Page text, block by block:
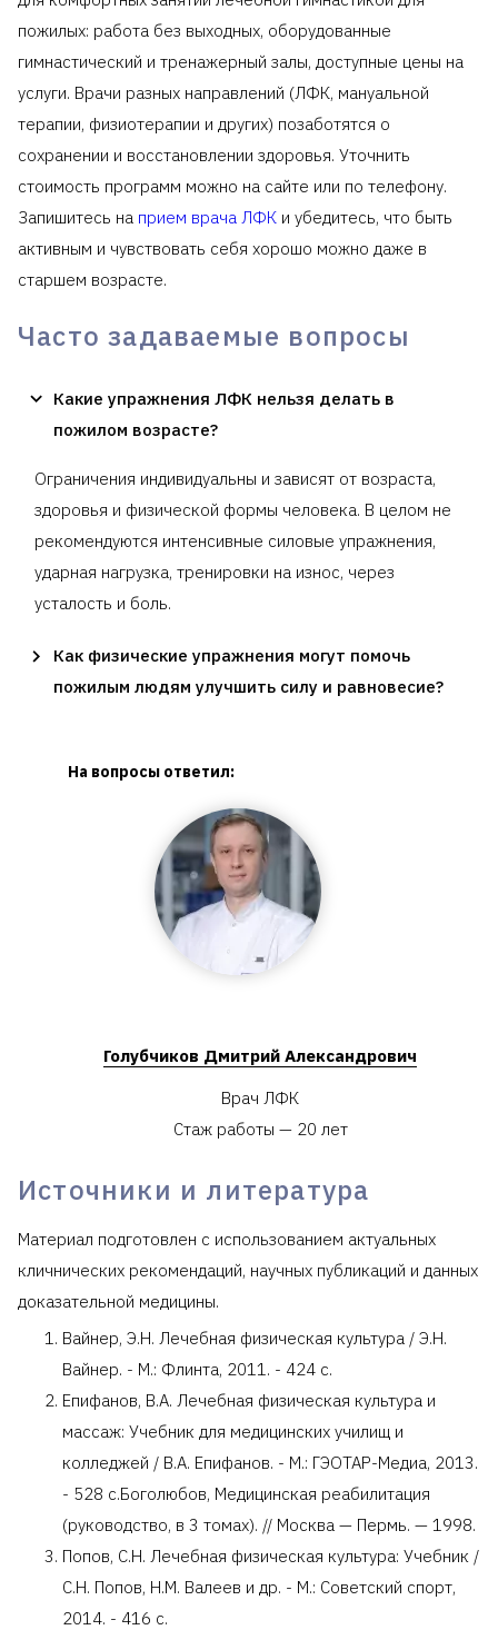
пожилых: работа без выходных, оборудованные
гимнастический и тренажерный залы, доступные цены на
услуги. Врачи разных направлений (ЛФК, мануальной
терапии, физиотерапии и других) позаботятся о
сохранении и восстановлении здоровья. Уточнить
стоимость программ можно на сайте или по телефону.
Запишитесь на прием врача ЛФК и убедитесь, что быть
активным и чувствовать себя хорошо можно даже в
старшем возрасте.
Часто задаваемые вопросы
Какие упражнения ЛФК нельзя делать в
пожилом возрасте?
Ограничения индивидуальны и зависят от возраста,
здоровья и физической формы человека. В целом не
рекомендуются интенсивные силовые упражнения,
ударная нагрузка, тренировки на износ, через
усталость и боль.
Как физические упражнения могут помочь
пожилым людям улучшить силу и равновесие?
На вопросы ответил:
Голубчиков Дмитрий Александрович
Врач ЛФК
Стаж работы — 20 лет
Источники и литература
Материал подготовлен с использованием актуальных
кличнических рекомендаций, научных публикаций и данных
доказательной медицины.
Вайнер, Э.Н. Лечебная физическая культура / Э.Н.
Вайнер. - М.: Флинта, 2011. - 424 c.
Епифанов, В.А. Лечебная физическая культура и
массаж: Учебник для медицинских училищ и
колледжей / В.А. Епифанов. - М.: ГЭОТАР-Медиа, 2013.
- 528 c.Боголюбов, Медицинская реабилитация
(руководство, в 3 томах). // Москва — Пермь. — 1998.
Попов, С.Н. Лечебная физическая культура: Учебник /
С.Н. Попов, Н.М. Валеев и др. - М.: Советский спорт,
2014. - 416 c.